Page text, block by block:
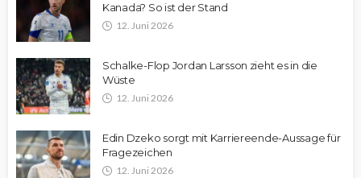
Kanada? So ist der Stand
12. Juni 2026
Schalke-Flop Jordan Larsson zieht es in die
Wüste
12. Juni 2026
Edin Dzeko sorgt mit Karriereende-Aussage für
Fragezeichen
12. Juni 2026